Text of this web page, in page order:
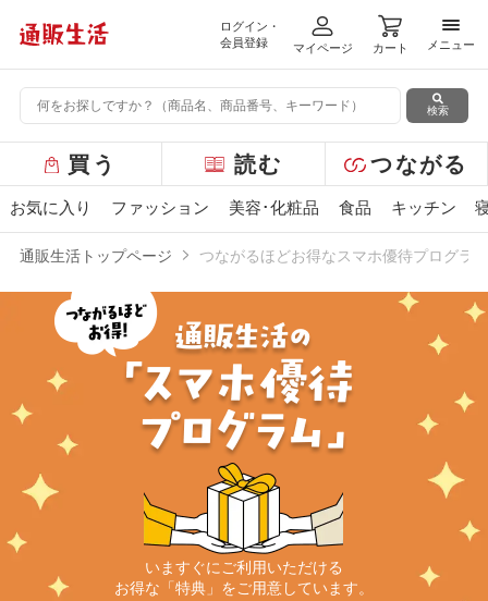
ログイン・
会員登録
マイページ カート
メニ
メニュー
検索
ー
バ
ニ
買う 読む つながる
お気に入り ファッション 美容･化粧品 食品 キッチン
通販生活トップページ つながるほどお得なスマホ優待プログラ
いますぐにご利用いただける
お得な「特典」をご用意しています。